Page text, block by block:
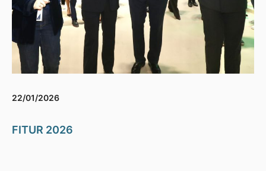
22/01/2026
FITUR 2026